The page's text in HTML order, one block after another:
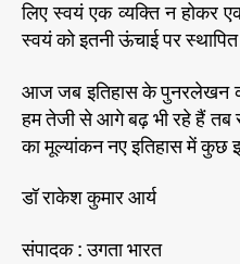
लिए स्वयं एक व्यक्ति न होकर
स्वयं को इतनी ऊंचाई पर
आज जब इतिहास के पुनरलेखन
हम तेजी से आगे बढ़ भी रहे हैं तब
का मूल्यांकन नए इतिहास में कुछ
डॉ राकेश कुमार आर्य
संपादक : उगता भारत